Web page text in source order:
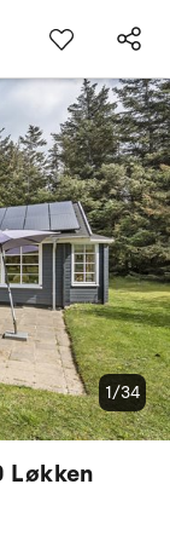
Løkken
1/34